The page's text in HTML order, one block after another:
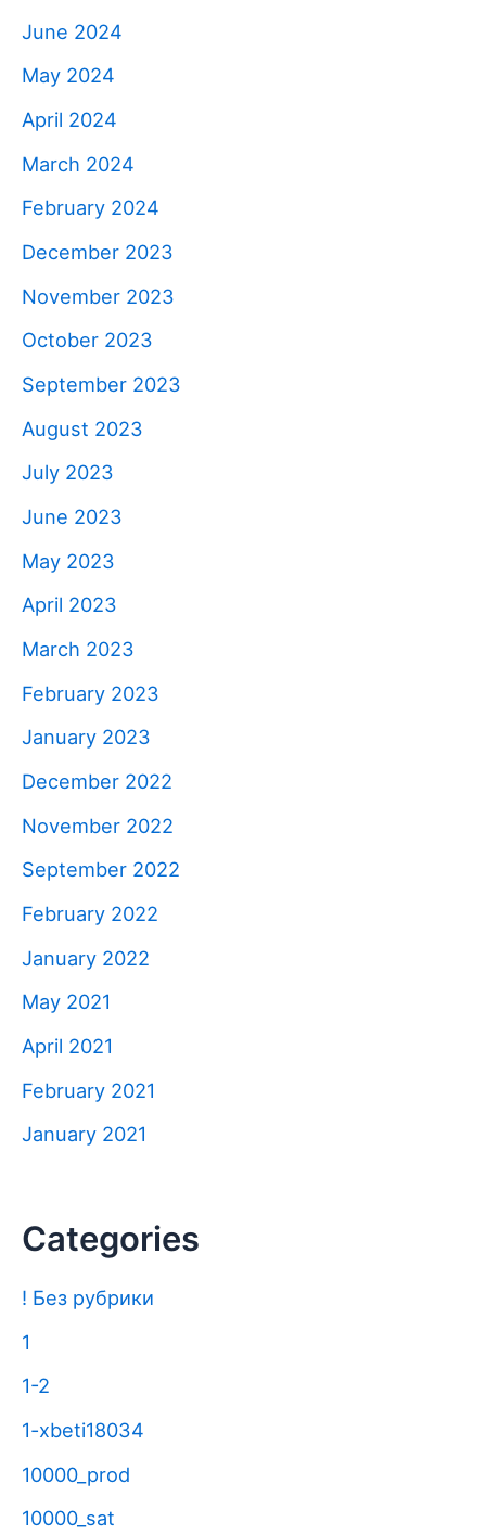
June 2024
May 2024
April 2024
March 2024
February 2024
December 2023
November 2023
October 2023
September 2023
August 2023
July 2023
June 2023
May 2023
April 2023
March 2023
February 2023
January 2023
December 2022
November 2022
September 2022
February 2022
January 2022
May 2021
April 2021
February 2021
January 2021
Categories
! Без рубрики
1
1-2
1-xbeti18034
10000_prod
10000_sat